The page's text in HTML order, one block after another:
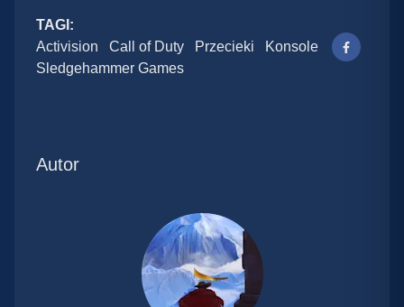
TAGI:
Activision
Call of Duty Przecieki
Konsole
Sledgehammer Games
Autor